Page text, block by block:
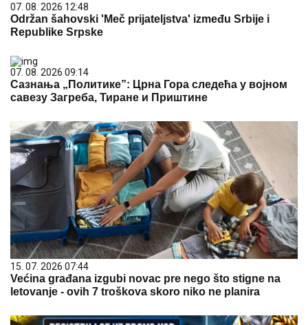
07. 08. 2026 12:48
Održan šahovski 'Meč prijateljstva' između Srbije i
Republike Srpske
07. 08. 2026 09:14
Сазнања „Политике”: Црна Гора следећа у војном
савезу Загреба, Тиране и Приштине
15. 07. 2026 07:44
Većina građana izgubi novac pre nego što stigne na
letovanje - ovih 7 troškova skoro niko ne planira